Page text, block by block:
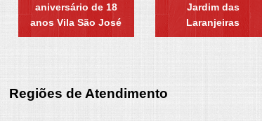
aniversário de 18
anos Vila São José
Jardim das
Laranjeiras
Regiões de Atendimento